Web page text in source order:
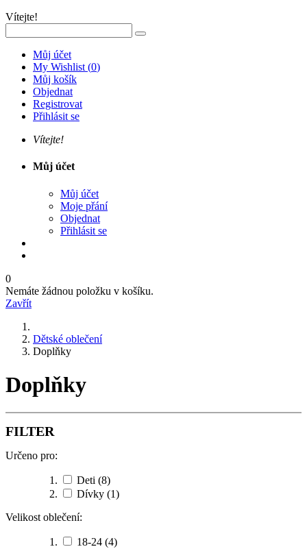
Vítejte!
Můj účet
My Wishlist (0)
Můj košík
Objednat
Registrovat
Přihlásit se
Vítejte!
Můj účet
Můj účet
Moje přání
Objednat
Přihlásit se
0
Nemáte žádnou položku v košíku.
Zavřít
Dětské oblečení
Doplňky
Doplňky
FILTER
Určeno pro:
Deti (8)
Dívky (1)
Velikost oblečení:
18-24 (4)